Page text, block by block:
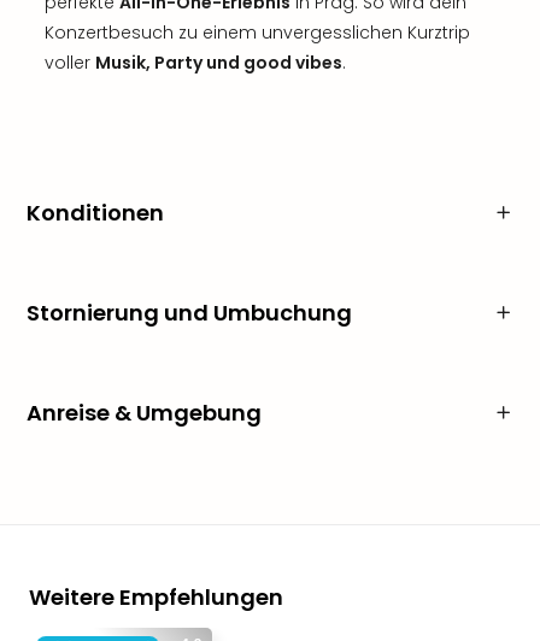
Konzertbesuch zu einem unvergesslichen Kurztrip
voller Musik, Party und good vibes.
Konditionen
Stornierung und Umbuchung
Anreise & Umgebung
Weitere Empfehlungen